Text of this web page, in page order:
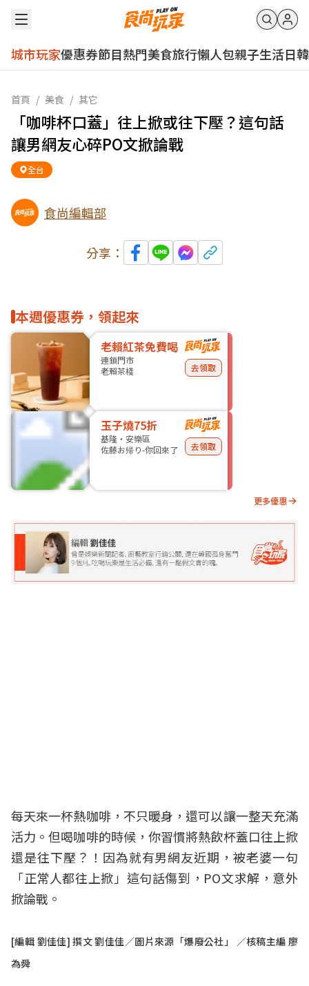
城市玩家優惠券節目熱門美食旅行懶人包親子生活日韓
首頁 / 美食 / 其它
「咖啡杯口蓋」往上掀或往下壓？這句話
讓男網友心碎PO文掀論戰
全台
食尚編輯部
分享：
本週優惠券，領起來
老賴紅茶免費喝
連鎖門市
老賴茶棧
去領取
玉子燒75折
基隆・安樂區
佐藤お帰り-你回來了
去領取
更多優惠
每天來一杯熱咖啡，不只暖身，還可以讓一整天充滿
活力。但喝咖啡的時候，你習慣將熱飲杯蓋口往上掀
還是往下壓？！因為就有男網友近期，被老婆一句
「正常人都往上掀」這句話傷到，PO文求解，意外
掀論戰。
[編輯 劉佳佳] 撰文 劉佳佳／圖片來源「爆廢公社」 ／核稿主編 廖
為舜